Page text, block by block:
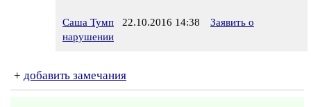
Саша Тумп 22.10.2016 14:38
Заявить о
нарушении
+ добавить замечания